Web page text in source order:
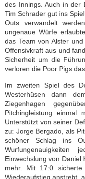
des Innings. Auch in der
Tim Schrader gut ins
Outs verwandelt
ungenaue Würfe
das Team von Alster
Offensivkraft aus und
Sicherheit um die
verloren die Poor Pigs
Im zweiten Spiel des
Westerhüsen dann
Ziegenhagen
Pitchingleistung einmal
Unterstützt von seiner
zu: Jorge Bergado, als
schöner Schlag ins
Einwechslung von
mehr. Mit 17:0
Wiederaufstieg anstrebt,